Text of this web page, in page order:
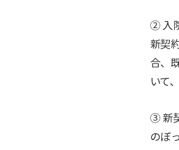
② 入
新契
合、
いて
③ 新
のぼ